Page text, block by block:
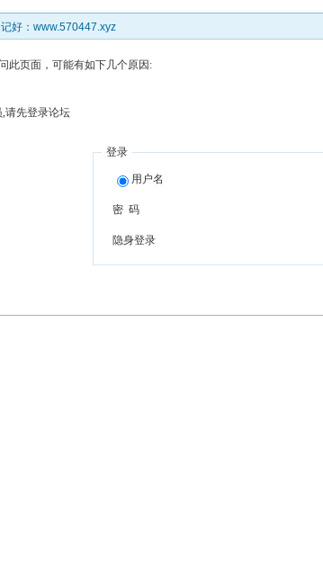
好：www.570447.xyz
此页面，可能有如下几个原因:
请先登录论坛
登录
用户名
密 码
隐身登录